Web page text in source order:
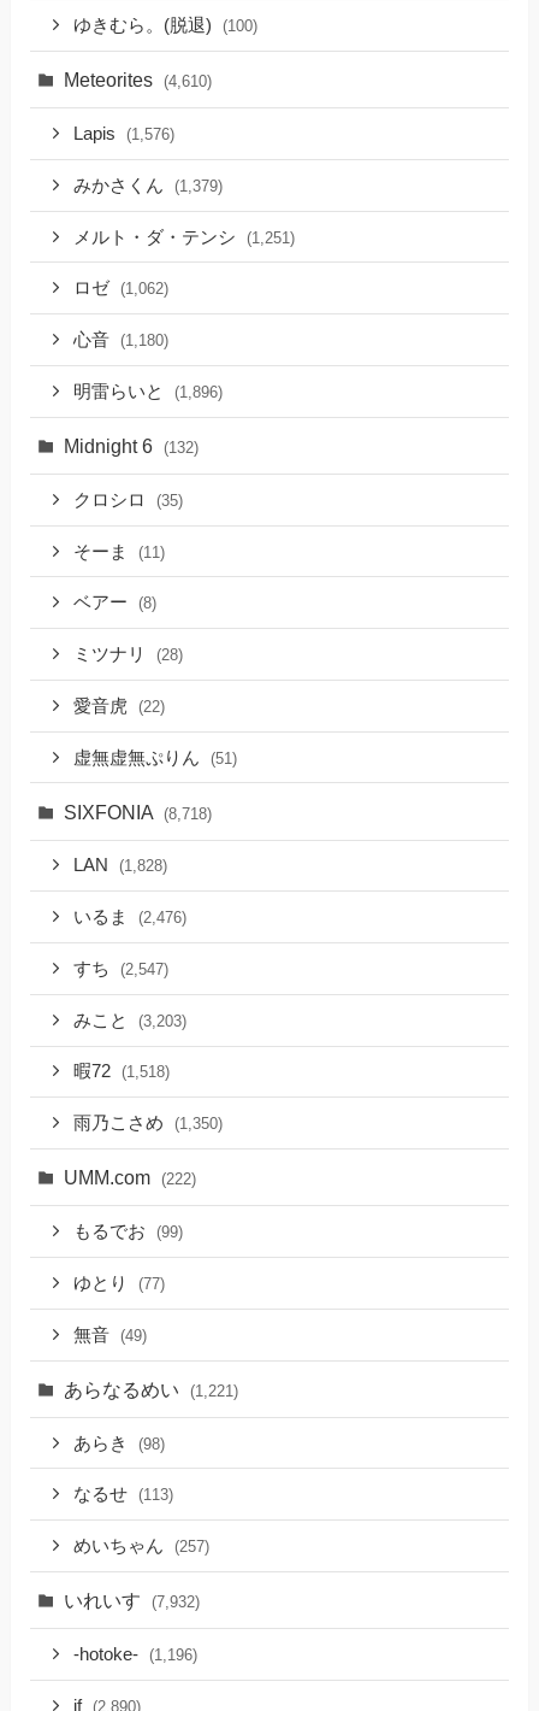
ゆきむら。(脱退) (100)
Meteorites (4,610)
Lapis (1,576)
みかさくん (1,379)
メルト・ダ・テンシ (1,251)
ロゼ (1,062)
心音 (1,180)
明雷らいと (1,896)
Midnight 6 (132)
クロシロ (35)
そーま (11)
ベアー (8)
ミツナリ (28)
愛音虎 (22)
虚無虚無ぷりん (51)
SIXFONIA (8,718)
LAN (1,828)
いるま (2,476)
すち (2,547)
みこと (3,203)
暇72 (1,518)
雨乃こさめ (1,350)
UMM.com (222)
もるでお (99)
ゆとり (77)
無音 (49)
あらなるめい (1,221)
あらき (98)
なるせ (113)
めいちゃん (257)
いれいす (7,932)
-hotoke- (1,196)
if (2,890)